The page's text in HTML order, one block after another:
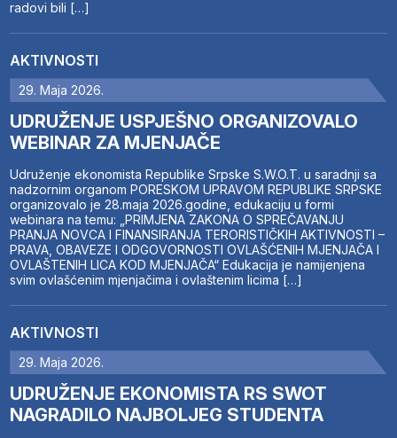
radovi bili […]
AKTIVNOSTI
29. Maja 2026.
UDRUŽENJE USPJEŠNO ORGANIZOVALO
WEBINAR ZA MJENJAČE
Udruženje ekonomista Republike Srpske S.W.O.T. u saradnji sa
nadzornim organom PORESKOM UPRAVOM REPUBLIKE SRPSKE
organizovalo je 28.maja 2026.godine, edukaciju u formi
webinara na temu: „PRIMJENA ZAKONA O SPREČAVANJU
PRANJA NOVCA I FINANSIRANJA TERORISTIČKIH AKTIVNOSTI –
PRAVA, OBAVEZE I ODGOVORNOSTI OVLAŠĆENIH MJENJAČA I
OVLAŠTENIH LICA KOD MJENJAČA“ Edukacija je namijenjena
svim ovlašćenim mjenjačima i ovlaštenim licima […]
AKTIVNOSTI
29. Maja 2026.
UDRUŽENJE EKONOMISTA RS SWOT
NAGRADILO NAJBOLJEG STUDENTA